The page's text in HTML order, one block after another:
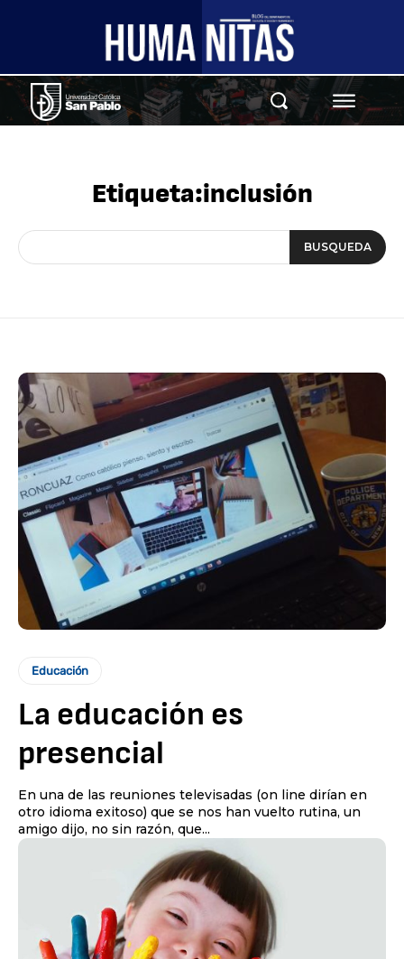
Etiqueta:inclusión
BUSQUEDA
Educación
La educación es
presencial
En una de las reuniones televisadas (on line dirían en
otro idioma exitoso) que se nos han vuelto rutina, un
amigo dijo, no sin razón, que...